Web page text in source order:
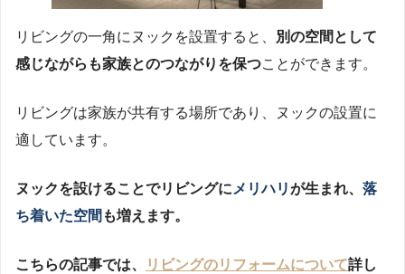
リビングの一角にヌックを設置すると、
別の空間として
感じながらも家族とのつながりを保つことができます。
リビングは家族が共有する場所であり、ヌックの設置に
適しています。
ヌックを設けることでリビングに メリハリが生まれ、 落
ち着いた空間 も増えます。
こちらの記事では、 リビングのリフォームについて詳し